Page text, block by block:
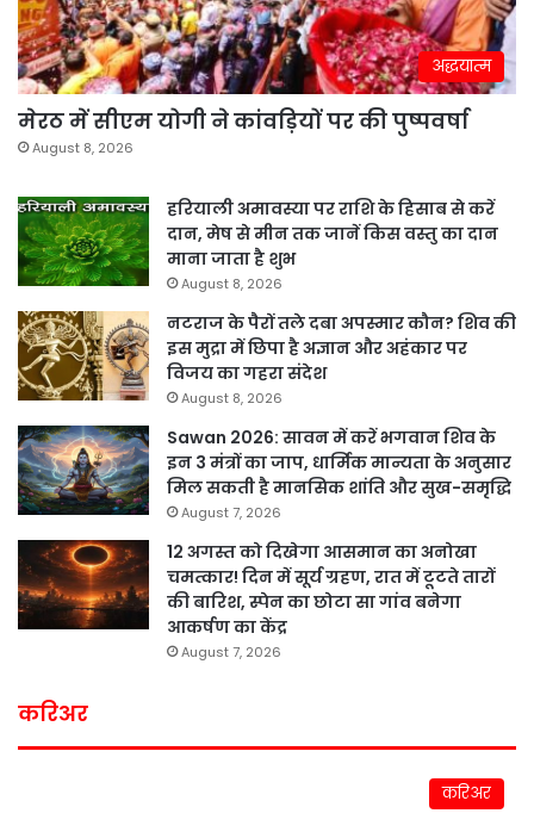
अद्धयात्म
मेरठ में सीएम योगी ने कांवड़ियों पर की पुष्पवर्षा
August 8, 2026
हरियाली अमावस्या पर राशि के हिसाब से करें
दान, मेष से मीन तक जानें किस वस्तु का दान
माना जाता है शुभ
August 8, 2026
नटराज के पैरों तले दबा अपस्मार कौन? शिव की
इस मुद्रा में छिपा है अज्ञान और अहंकार पर
विजय का गहरा संदेश
August 8, 2026
Sawan 2026: सावन में करें भगवान शिव के
इन 3 मंत्रों का जाप, धार्मिक मान्यता के अनुसार
मिल सकती है मानसिक शांति और सुख-समृद्धि
August 7, 2026
12 अगस्त को दिखेगा आसमान का अनोखा
चमत्कार! दिन में सूर्य ग्रहण, रात में टूटते तारों
की बारिश, स्पेन का छोटा सा गांव बनेगा
आकर्षण का केंद्र
August 7, 2026
करिअर
करिअर